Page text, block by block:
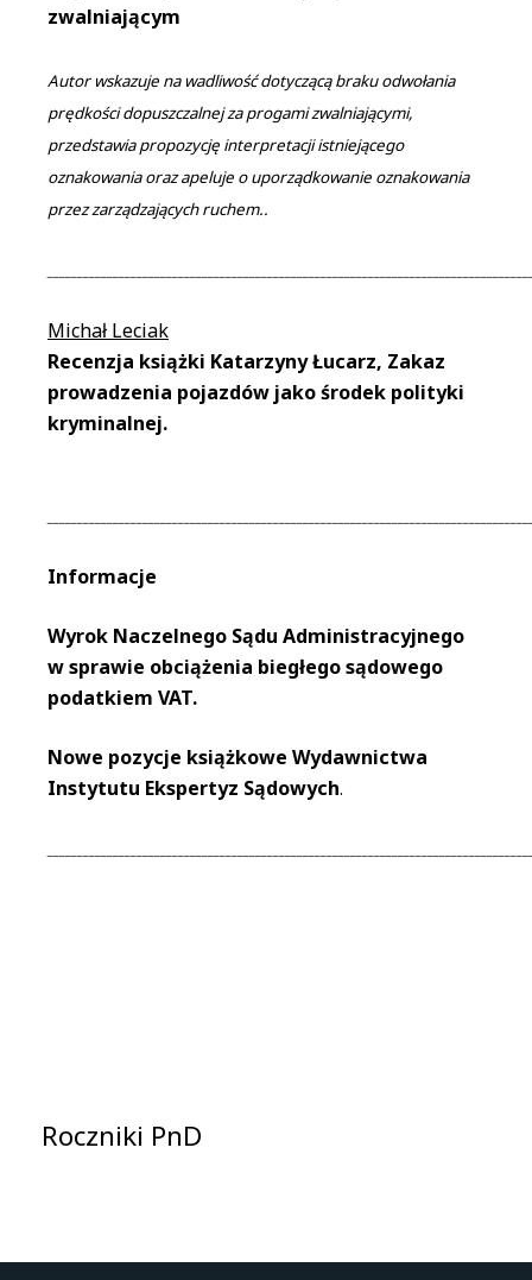
Roczniki PnD
zwalniającym
Autor wskazuje na wadliwość dotyczącą braku odwołania
prędkości dopuszczalnej za progami zwalniającymi,
przedstawia propozycję interpretacji istniejącego
oznakowania oraz apeluje o uporządkowanie oznakowania
przez zarządzających ruchem..
Michał Leciak
Recenzja książki Katarzyny Łucarz, Zakaz
prowadzenia pojazdów jako środek polityki
kryminalnej.
Informacje
Wyrok Naczelnego Sądu Administracyjnego
w sprawie obciążenia biegłego sądowego
podatkiem VAT.
Nowe pozycje książkowe Wydawnictwa
Instytutu Ekspertyz Sądowych.